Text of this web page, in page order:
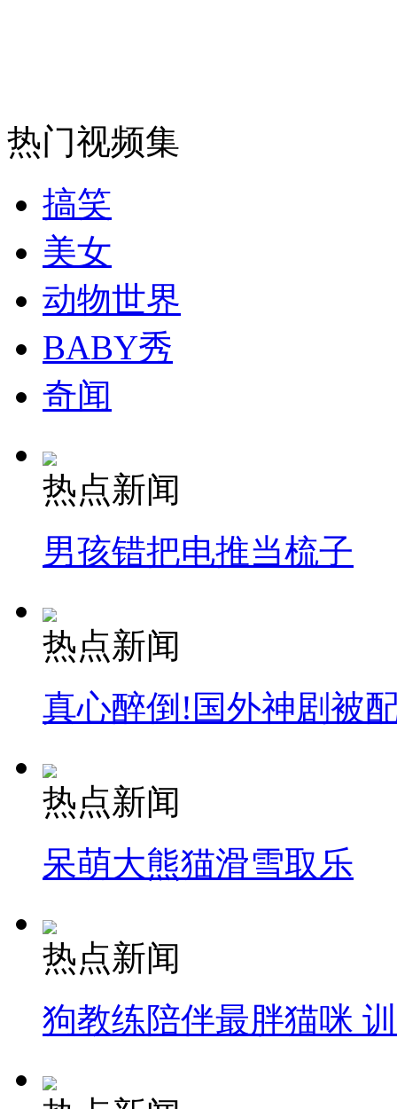
纽约上演“枕头大战”
司机酒驾遇交警 急速倒车逃窜
热门视频集
搞笑
美女
动物世界
BABY秀
奇闻
热点新闻
男孩错把电推当梳子
热点新闻
真心醉倒!国外神剧被
热点新闻
呆萌大熊猫滑雪取乐
热点新闻
狗教练陪伴最胖猫咪